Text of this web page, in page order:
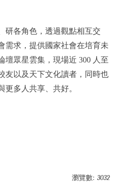
研各角色，透過觀點相互交
需求，提供國家社會在培育未
壇眾星雲集，現場近 300 人至
友以及天下文化讀者，同時也
更多人共享、共好。
瀏覽數: 3032